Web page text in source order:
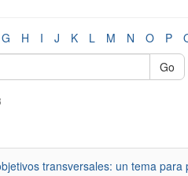
G H I J K L M N O P
Go
transversales: un tema para